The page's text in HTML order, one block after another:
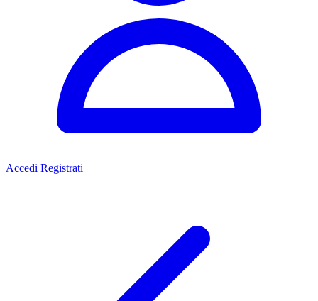
Accedi Registrati